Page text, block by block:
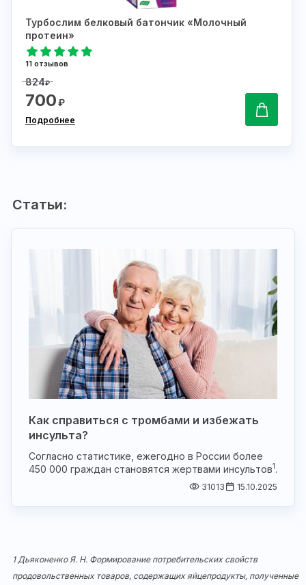
Турбослим белковый батончик «Молочный
протеин»
11 отзывов
824₽
700₽
Подробнее
Статьи:
Как справиться с тромбами и избежать
инсульта?
Согласно статистике, ежегодно в России более
450 000 граждан становятся жертвами инсультов1 .
31013 15.10.2025
1 Дьяконенко Я. Н. Формирование потребительских свойств
продовольственных товаров, содержащих яйцепродукты, полученные